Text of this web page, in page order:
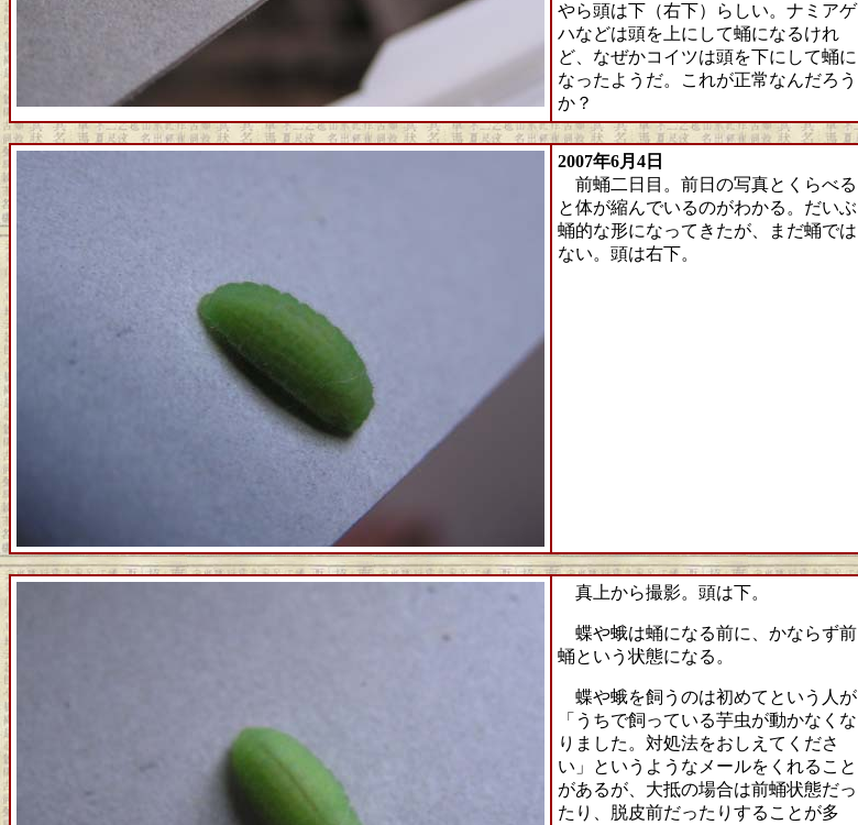
やら頭は下（右下）らしい。ナミアゲ
ハなどは頭を上にして蛹になるけれ
ど、なぜかコイツは頭を下にして蛹に
なったようだ。これが正常なんだろう
か？
2007年6月4日
前蛹二日目。前日の写真とくらべる
と体が縮んでいるのがわかる。だいぶ
蛹的な形になってきたが、まだ蛹では
ない。頭は右下。
真上から撮影。頭は下。
蝶や蛾は蛹になる前に、かならず前
蛹という状態になる。
蝶や蛾を飼うのは初めてという人が
「うちで飼っている芋虫が動かなくな
りました。対処法をおしえてくださ
い」というようなメールをくれること
があるが、大抵の場合は前蛹状態だっ
たり、脱皮前だったりすることが多